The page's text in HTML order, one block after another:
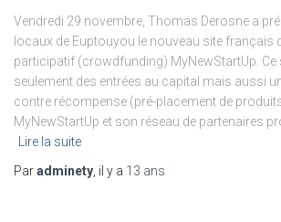
Vendredi 29 novembre, Thomas Derosne a
locaux de Euptouyou le nouveau site français
participatif (crowdfunding) MyNewStartUp. Ce
seulement des entrées au capital mais aussi
contre récompense (pré-placement de
MyNewStartUp et son réseau de partenaires
Lire la suite
Paradminety , il y a 13 ans